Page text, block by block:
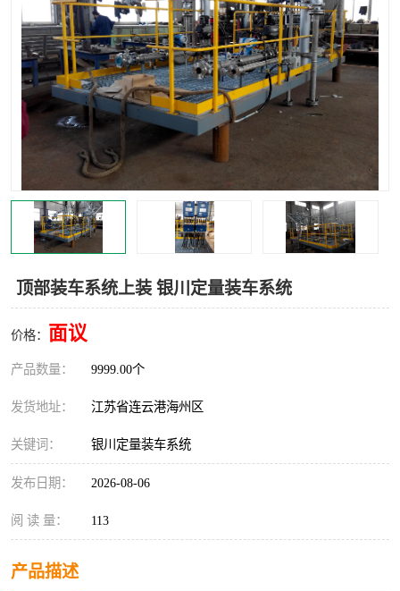
顶部装车系统上装 银川定量装车系统
价格： 面议
产品数量： 9999.00个
发货地址： 江苏省连云港海州区
关键词： 银川定量装车系统
发布日期： 2026-08-06
阅 读 量： 113
产品描述
平台栈桥 卸车鹤管
装车鹤管 输油臂
紧急脱离干式接头 火车鹤管
汽车鹤管 顶部鹤管
底部鹤管 低温鹤管
浮动出油装置